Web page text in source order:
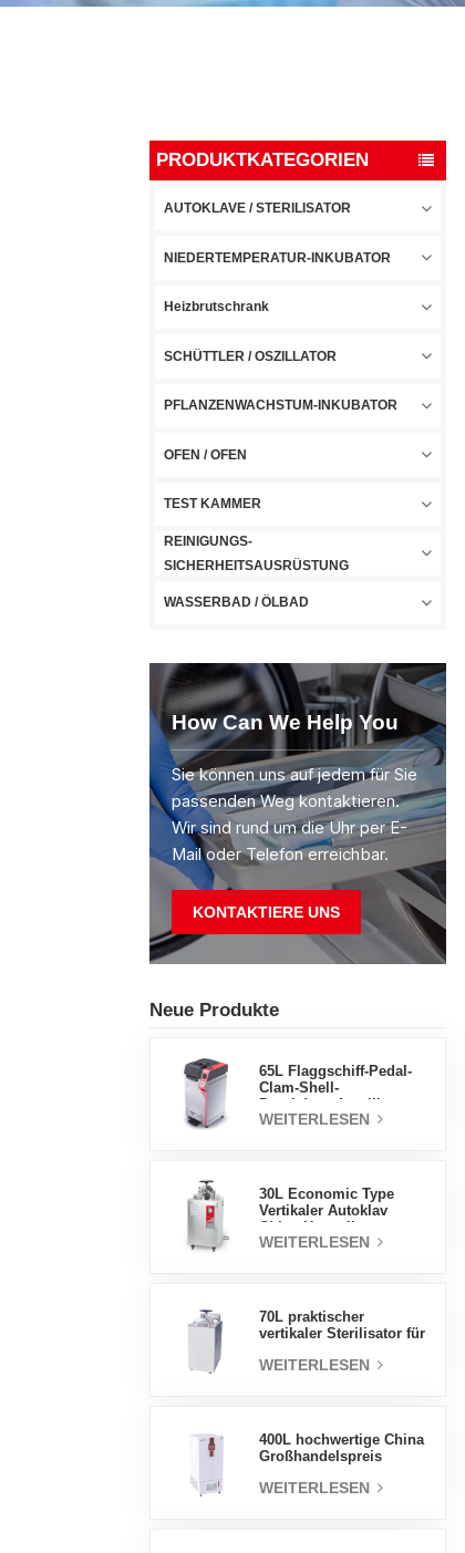
PRODUKTKATEGORIEN
AUTOKLAVE / STERILISATOR
NIEDERTEMPERATUR-INKUBATOR
Heizbrutschrank
SCHÜTTLER / OSZILLATOR
PFLANZENWACHSTUM-INKUBATOR
OFEN / OFEN
TEST KAMMER
REINIGUNGS-
SICHERHEITSAUSRÜSTUNG
WASSERBAD / ÖLBAD
How Can We Help You
Sie können uns auf jedem für Sie
passenden Weg kontaktieren.
Wir sind rund um die Uhr per E-
Mail oder Telefon erreichbar.
KONTAKTIERE UNS
Neue Produkte
65L Flaggschiff-Pedal-
Clam-Shell-
Fabrik
WEITERLESEN
30L Economic Type
Vertikaler Autoklav
Druckdampfsterilisator
WEITERLESEN
70L praktischer
vertikaler Sterilisator für
Design,
WEITERLESEN
400L hochwertige China
Großhandelspreis
Luftfeuchtigkeit stabile
WEITERLESEN